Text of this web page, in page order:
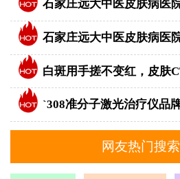
石家庄远大中医皮肤病医
石家庄远大中医皮肤病医
网友热门搜